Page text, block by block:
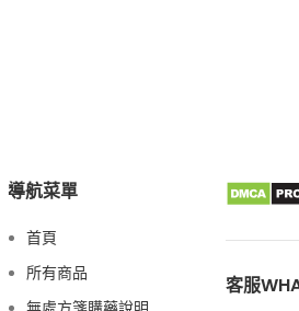
導航菜單
首頁
所有商品
客服